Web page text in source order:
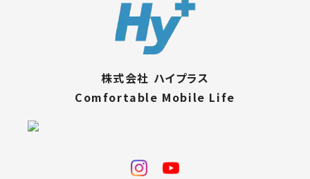
株式会社 ハイプラス
Comfortable Mobile Life